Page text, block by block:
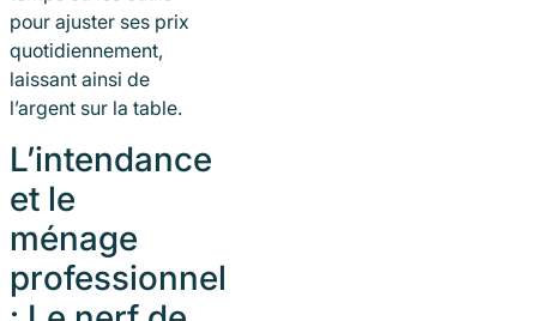
pour ajuster ses prix
quotidiennement,
laissant ainsi de
l’argent sur la table.
L’intendance
et le
ménage
professionnel